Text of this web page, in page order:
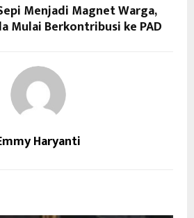
Menjadi Magnet Warga,
Mulai Berkontribusi ke PAD
Haryanti